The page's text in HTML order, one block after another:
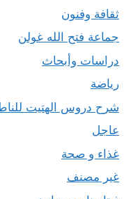
ثقافة وفنون
جماعة فتح الله غولن
دراسات وأبحاث
رياضة
شرح دروس الهتيت
عاجل
غذاء و صحة
غير مصنف